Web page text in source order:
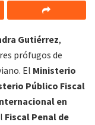
Gutiérrez,
prófugos de
El Ministerio
Público Fiscal
en
Fiscal Penal de